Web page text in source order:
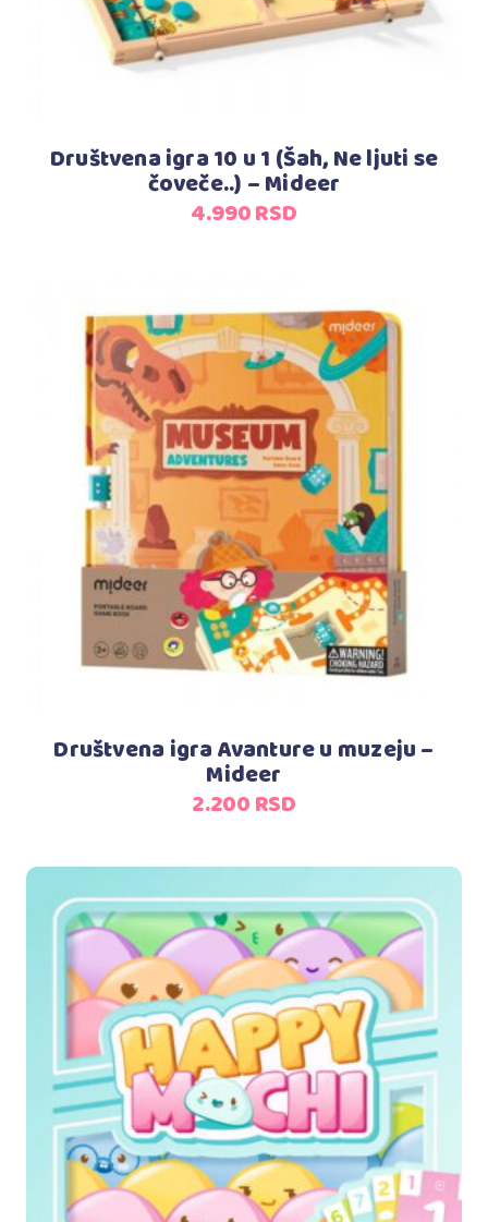
Društvena igra 10 u 1 (Šah, Ne ljuti se
čoveče..) – Mideer
4.990RSD
Dodaj u korpu
Društvena igra Avanture u muzeju –
Mideer
2.200RSD
Dodaj u korpu